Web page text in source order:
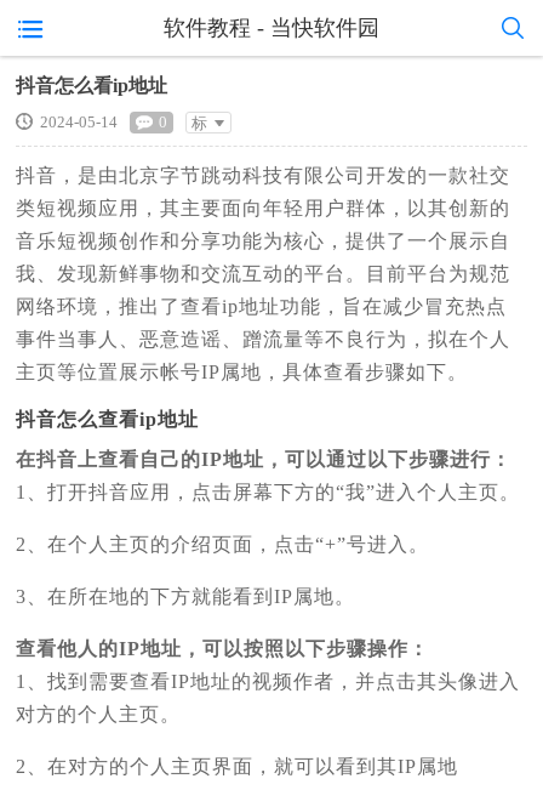
软件教程 - 当快软件园
抖音怎么看ip地址
2024-05-14 0
标
准
抖音，是由北京字节跳动科技有限公司开发的一款社交
类短视频应用，其主要面向年轻用户群体，以其创新的
音乐短视频创作和分享功能为核心，提供了一个展示自
我、发现新鲜事物和交流互动的平台。目前平台为规范
网络环境，推出了查看ip地址功能，旨在减少冒充热点
事件当事人、恶意造谣、蹭流量等不良行为，拟在个人
主页等位置展示帐号IP属地，具体查看步骤如下。
抖音怎么查看ip地址
在抖音上查看自己的IP地址，可以通过以下步骤进行：
1、打开抖音应用，点击屏幕下方的“我”进入个人主页。
2、在个人主页的介绍页面，点击“+”号进入。
3、在所在地的下方就能看到IP属地。
查看他人的IP地址，可以按照以下步骤操作：
1、找到需要查看IP地址的视频作者，并点击其头像进入
对方的个人主页。
2、在对方的个人主页界面，就可以看到其IP属地